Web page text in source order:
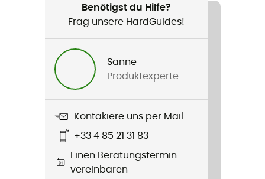
Aconcagua Light ML Hooded Jacket
Technologien
Polartec Power Grid
Benötigst du Hilfe?
Frag unsere HardGuides!
Sanne
Produktexperte
Kontakiere uns per Mail
+33 4 85 21 31 83
Einen Beratungstermin
vereinbaren